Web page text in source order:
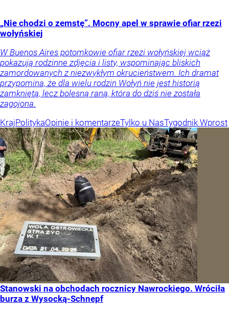
„Nie chodzi o zemstę”. Mocny apel w sprawie ofiar rzezi
wołyńskiej
W Buenos Aires potomkowie ofiar rzezi wołyńskiej wciąż
pokazują rodzinne zdjęcia i listy, wspominając bliskich
zamordowanych z niezwykłym okrucieństwem. Ich dramat
przypomina, że dla wielu rodzin Wołyń nie jest historią
zamkniętą, lecz bolesną raną, która do dziś nie została
zagojona.
KrajPolitykaOpinie i komentarzeTylko u NasTygodnik Wprost
Stanowski na obchodach rocznicy Nawrockiego. Wróciła
burza z Wysocką-Schnepf